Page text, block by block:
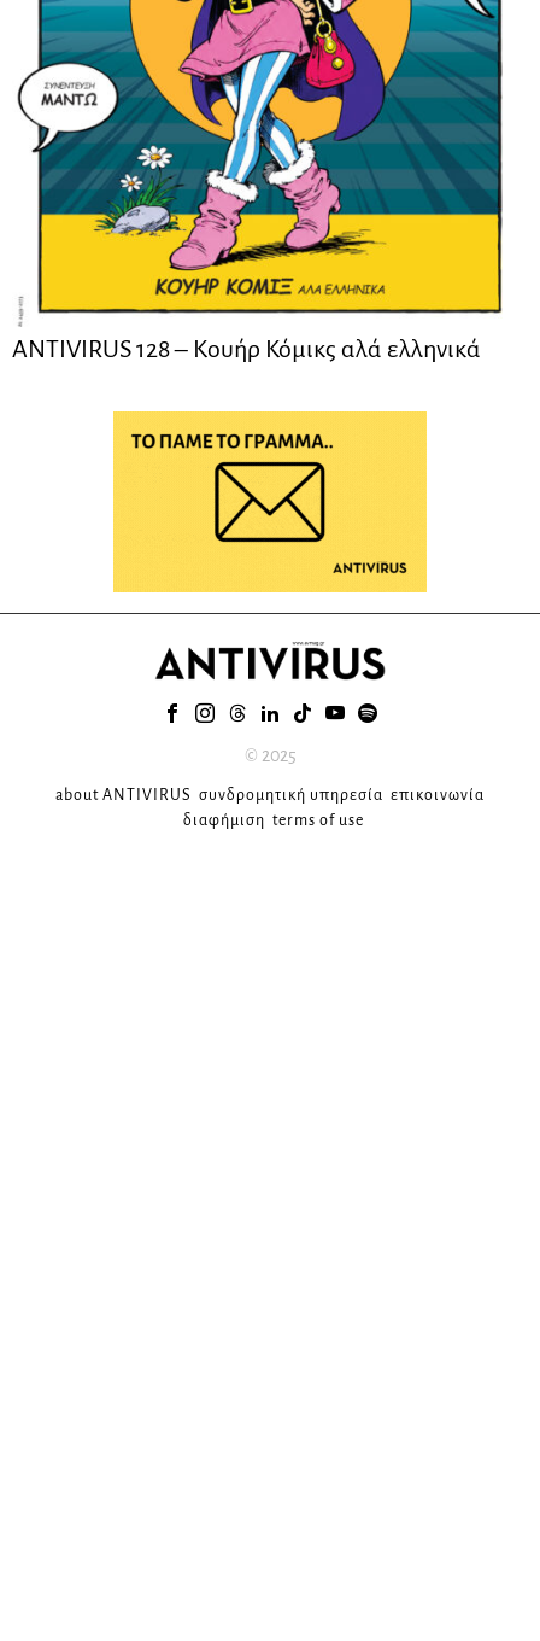
ANTIVIRUS 128 – Kουήρ Κόμικς αλά ελληνικά
© 2025
about ANTIVIRUS συνδρομητική υπηρεσία επικοινωνία
διαφήμιση terms of use